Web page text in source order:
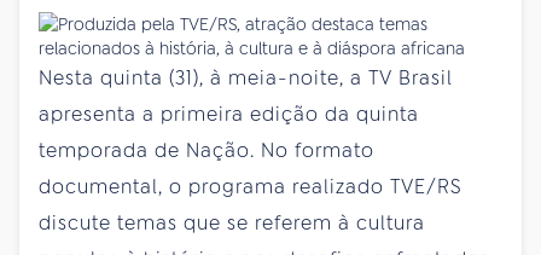
Nesta quinta (31), à meia-noite, a TV Brasil
apresenta a primeira edição da quinta
temporada de Nação. No formato
documental, o programa realizado TVE/RS
discute temas que se referem à cultura